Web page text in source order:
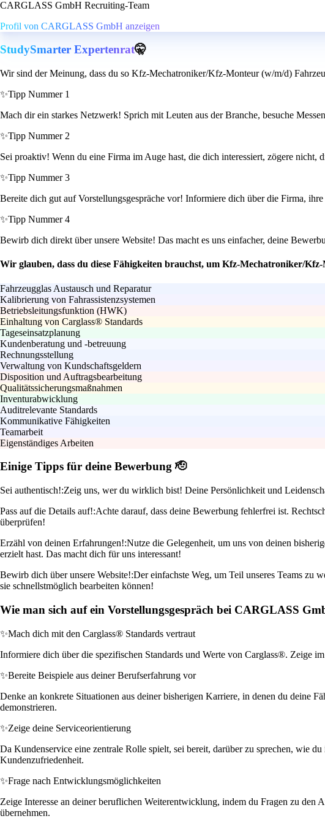
CARGLASS GmbH Recruiting-Team
Profil von CARGLASS GmbH anzeigen
StudySmarter Expertenrat🤫
Wir sind der Meinung, dass du so Kfz-Mechatroniker/Kfz-Monteur (w/m/d)
✨Tipp Nummer 1
Mach dir ein starkes Netzwerk! Sprich mit Leuten aus der Branche, besuche
✨Tipp Nummer 2
Sei proaktiv! Wenn du eine Firma im Auge hast, die dich interessiert, zögere
✨Tipp Nummer 3
Bereite dich gut auf Vorstellungsgespräche vor! Informiere dich über die Firma,
✨Tipp Nummer 4
Bewirb dich direkt über unsere Website! Das macht es uns einfacher, deine
Wir glauben, dass du diese Fähigkeiten brauchst, um Kfz-Mechatroniker/
Fahrzeugglas Austausch und Reparatur
Kalibrierung von Fahrassistenzsystemen
Betriebsleitungsfunktion (HWK)
Einhaltung von Carglass® Standards
Tageseinsatzplanung
Kundenberatung und -betreuung
Rechnungsstellung
Verwaltung von Kundschaftsgeldern
Disposition und Auftragsbearbeitung
Qualitätssicherungsmaßnahmen
Inventurabwicklung
Auditrelevante Standards
Kommunikative Fähigkeiten
Teamarbeit
Eigenständiges Arbeiten
Einige Tipps für deine Bewerbung 🫡
Sei authentisch!:Zeig uns, wer du wirklich bist! Deine Persönlichkeit und
Pass auf die Details auf!:Achte darauf, dass deine Bewerbung fehlerfrei ist.
überprüfen!
Erzähl von deinen Erfahrungen!:Nutze die Gelegenheit, um uns von deinen
erzielt hast. Das macht dich für uns interessant!
Bewirb dich über unsere Website!:Der einfachste Weg, um Teil unseres Teams zu
sie schnellstmöglich bearbeiten können!
Wie man sich auf ein Vorstellungsgespräch bei CARGLASS
✨Mach dich mit den Carglass® Standards vertraut
Informiere dich über die spezifischen Standards und Werte von Carglass®. Zeige
✨Bereite Beispiele aus deiner Berufserfahrung vor
Denke an konkrete Situationen aus deiner bisherigen Karriere, in denen du deine
demonstrieren.
✨Zeige deine Serviceorientierung
Da Kundenservice eine zentrale Rolle spielt, sei bereit, darüber zu sprechen, wie
Kundenzufriedenheit.
✨Frage nach Entwicklungsmöglichkeiten
Zeige Interesse an deiner beruflichen Weiterentwicklung, indem du Fragen zu den
übernehmen.